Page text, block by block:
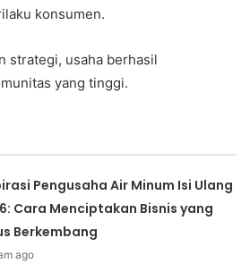
konsumen.
strategi, usaha berhasil
yang tinggi.
Pengusaha Air Minum Isi Ulang
Cara Menciptakan Bisnis yang
Berkembang
ago